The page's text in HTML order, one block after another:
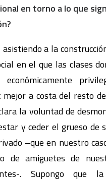
en torno a lo que
a la
en el que las clases
económicamente
mejor a costa del resto
la voluntad de
y ceder el grueso de
–que en nuestro
de amiguetes de
. Supongo que